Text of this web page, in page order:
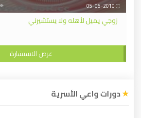
زوجي يميل لأهله ولا يستشيرني
عرض الاستشارة
دورات واعي الأسرية